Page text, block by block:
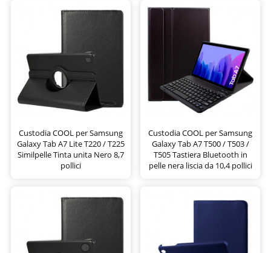
Custodia COOL per Samsung
Galaxy Tab A7 Lite T220 / T225
Similpelle Tinta unita Nero 8,7
pollici
Custodia COOL per Samsung
Galaxy Tab A7 T500 / T503 /
T505 Tastiera Bluetooth in
pelle nera liscia da 10,4 pollici